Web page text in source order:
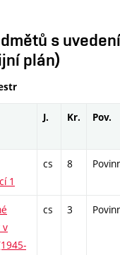
s
plán)
J. Kr. Pov.
1
cs 8
v
cs 3